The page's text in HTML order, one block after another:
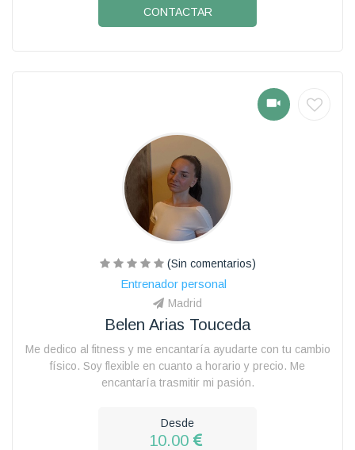
CONTACTAR
(Sin comentarios)
Entrenador personal
Madrid
Belen Arias Touceda
Me dedico al fitness y me encantaría ayudarte con tu cambio
físico. Soy flexible en cuanto a horario y precio. Me
encantaría trasmitir mi pasión.
Desde
10.00